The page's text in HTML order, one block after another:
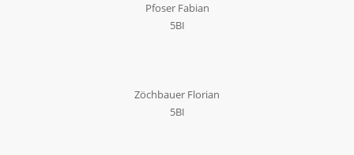
Pfoser Fabian
5BI
Zöchbauer Florian
5BI